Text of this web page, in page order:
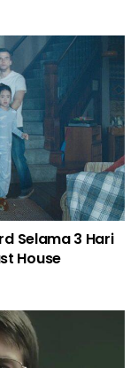
Selama 3 Hari
House